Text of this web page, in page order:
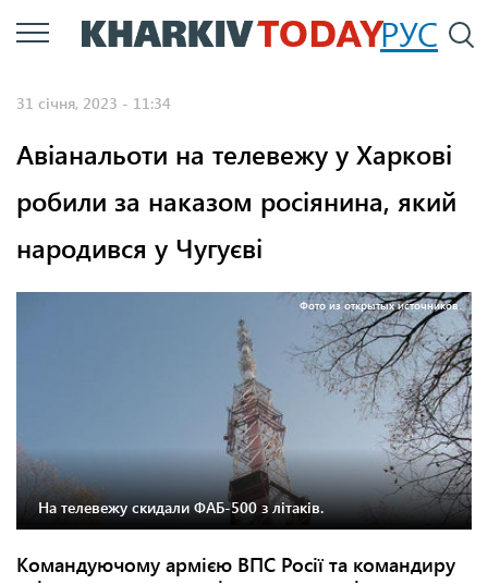
Перейти
до
РУС
31 січня, 2023 - 11:34
Авіанальоти на телевежу у Харкові
робили за наказом росіянина, який
народився у Чугуєві
Фото из открытых источников.
На телевежу скидали ФАБ-500 з літаків.
Командуючому армією ВПС Росії та командиру